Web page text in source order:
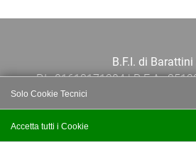
B.F.I. di Barattini
P.I.: 01613171204 | R.E.A.:
Po 13E, 40139, Bologna |
444638 | Email:
Accetta tutti i Cookie
Solo Cookie Tecnici
Salva